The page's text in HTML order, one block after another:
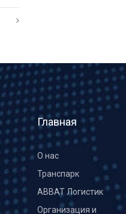
Главная
О нас
Транспарк
ABBAT Логистик
Организация и